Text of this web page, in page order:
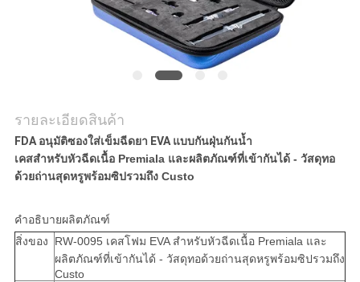
รายละเอียดสินค้า
FDA อนุมัติซองใส่เข็มฉีดยา EVA แบบกันฝุ่นกันน้ำ
เคสสำหรับหัวฉีดเนื้อ Premiala และผลิตภัณฑ์ที่เข้ากันได้ - วัสดุทอ
ด้วยถ่านสุดหรูพร้อมซิปรวมถึง Custo
คำอธิบายผลิตภัณฑ์
สิ่งของ
RW-0095 เคสโฟม EVA สำหรับหัวฉีดเนื้อ Premiala และ
ผลิตภัณฑ์ที่เข้ากันได้ - วัสดุทอด้วยถ่านสุดหรูพร้อมซิปรวมถึง
Custo